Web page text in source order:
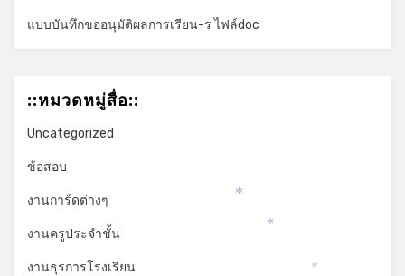
แบบบันทึกขออนุมัติผลการเรียน-ร ไฟล์doc
::หมวดหมู่สื่อ::
Uncategorized
ข้อสอบ
งานการ์ดต่างๆ
งานครูประจำชั้น
งานธุรการโรงเรียน